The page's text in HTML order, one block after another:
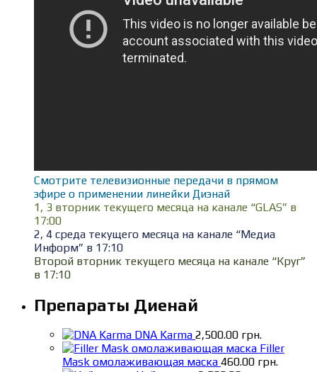
Смотрите телевизионные передачи в прямом
эфире о применении линейки Диэнай
1, 3 вторник текущего месяца на канале “GLAS” в
17:00
2, 4 среда текущего месяца на канале “Медиа
Информ” в 17:10
Второй вторник текущего месяца на канале “Круг”
в 17:10
Препараты Диенай
DNA Karma 2,500.00 грн.
Filler
Mask омолаживающая маска 460.00 грн.